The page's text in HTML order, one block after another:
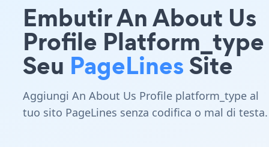
Embutir An About Us
Profile Platform_type
Seu PageLinesSite
Aggiungi An About Us Profile platform_type al
tuo sito PageLines senza codifica o mal di testa.